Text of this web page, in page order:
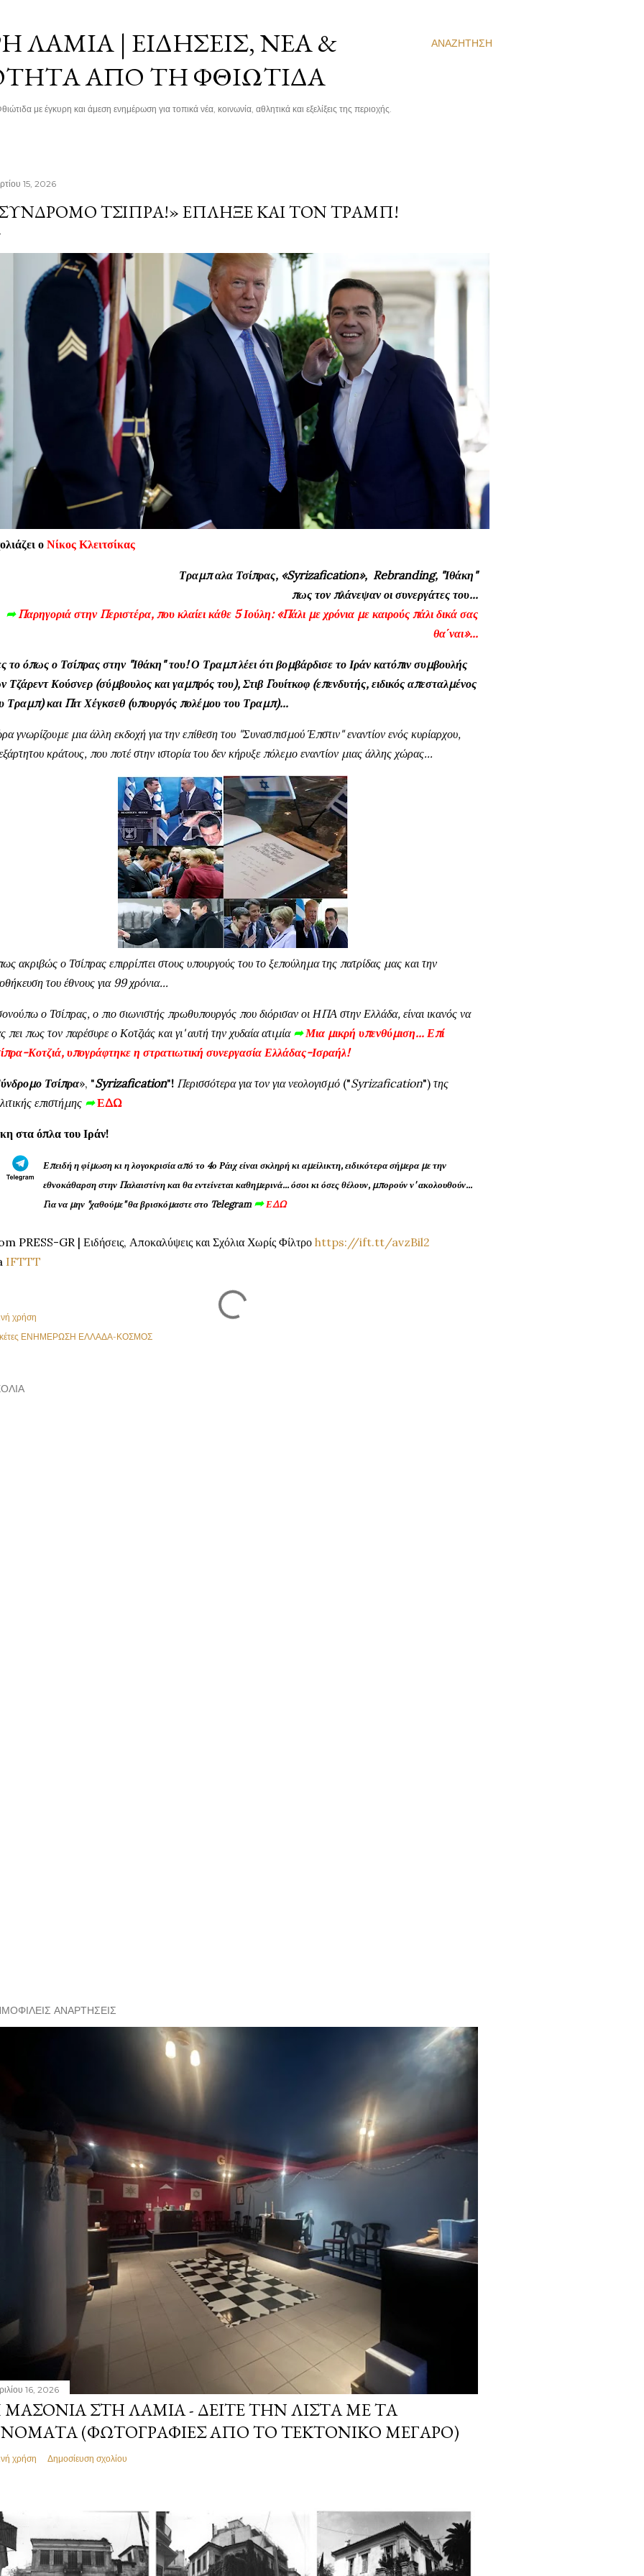
ΑΝΑΖΉΤΗΣΗ
ΛΑΜΊΑ | ΕΙΔΉΣΕΙΣ, ΝΈΑ &
ΑΠΌ ΤΗ ΦΘΙΏΤΙΔΑ
με έγκυρη και άμεση ενημέρωση για τοπικά νέα, κοινωνία, αθλητικά και εξελίξεις της περιοχής.
15, 2026
ΤΣΙΠΡΑ!» ΈΠΛΗΞΕ ΚΑΙ ΤΟΝ ΤΡΑΜΠ!
ο Νίκος Κλειτσίκας
Τραμπ αλα Τσίπρας, «Syrizafication», Rebranding, "Ιθάκη"
πως τον πλάνεψαν οι συνεργάτες του...
➦Παρηγοριά στην Περιστέρα, που κλαίει κάθε 5 Ιούλη: «Πάλι με χρόνια με καιρούς πάλι δικά σας
θα΄ναι»...
το όπως ο Τσίπρας στην "Ιθάκη" του! Ο Τραμπ λέει ότι βομβάρδισε το Ιράν κατόπιν συμβουλής
Τζάρεντ Κούσνερ (σύμβουλος και γαμπρός του), Στιβ Γουίτκοφ (επενδυτής, ειδικός απεσταλμένος
Τραμπ) και Πιτ Χέγκσεθ (υπουργός πολέμου του Τραμπ)...
γνωρίζουμε μια άλλη εκδοχή για την επίθεση του "Συνασπισμού Έπστιν" εναντίον ενός κυρίαρχου,
κράτους, που ποτέ στην ιστορία του δεν κήρυξε πόλεμο εναντίον μιας άλλης χώρας...
ακριβώς ο Τσίπρας επιρρίπτει στους υπουργούς του το ξεπούλημα της πατρίδας μας και την
του έθνους για 99 χρόνια...
ο Τσίπρας, ο πιο σιωνιστής πρωθυπουργός που διόρισαν οι ΗΠΑ στην Ελλάδα, είναι ικανός να
πει πως τον παρέσυρε ο Κοτζιάς και γι' αυτή την χυδαία ατιμία ➦ Μια μικρή υπενθύμιση... Επί
Κοτζιά, υπογράφτηκε η στρατιωτική συνεργασία Ελλάδας-Ισραήλ!
Τσίπρα», "Syrizafication"! Περισσότερα για τον για νεολογισμό ("Syrizafication") της
επιστήμης ➦ ΕΔΩ
στα όπλα του Ιράν!
Επειδή η φίμωση κι η λογοκρισία από το 4ο Ράιχ είναι σκληρή κι αμείλικτη, ειδικότερα σήμερα με την
εθνοκάθαρση στην Παλαιστίνη και θα εντείνεται καθημερινά... όσοι κι όσες θέλουν, μπορούν ν' ακολουθούν...
Για να μην "χαθούμε" θα βρισκόμαστε στο Telegram➦ ΕΔΩ
PRESS-GR | Ειδήσεις, Αποκαλύψεις και Σχόλια Χωρίς Φίλτρο https://ift.tt/avzBil2
IFTTT
χρήση
ΕΝΗΜΕΡΩΣΗ ΕΛΛΑΔΑ-ΚΟΣΜΟΣ
ΑΝΑΡΤΉΣΕΙΣ
16, 2026
ΣΤΗ ΛΑΜΊΑ - ΔΕΊΤΕ ΤΗΝ ΛΊΣΤΑ ΜΕ ΤΑ
(ΦΩΤΟΓΡΑΦΊΕΣ ΑΠΌ ΤΟ ΤΕΚΤΟΝΙΚΌ ΜΈΓΑΡΟ)
χρήση Δημοσίευση σχολίου